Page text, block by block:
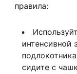
правила:
интенсивной
сидите с